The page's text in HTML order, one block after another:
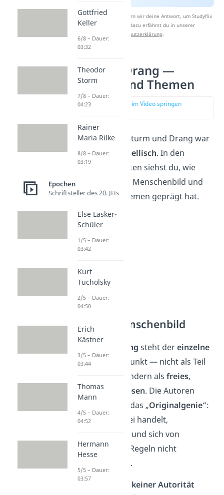
Nach Beantwortung speichern wir deine Antwort, um Studyflix
zu verbessern. Mehr dazu erfährst du in unserer
Datenschutzerklärung.
Sturm und Drang —
Merkmale und Themen
zur Stelle im Video springen
Literaturdes Sturm und Drang war
emotionalund rebellisch. In den
nächsten Abschnitten siehst du, wie
dieses Denken das Menschenbild und
die wichtigsten Themen geprägt hat.
Welt- und Menschenbild
Sturm und Drang steht dereinzelne
Menschim Mittelpunkt — nicht als Teil
einer Ordnung, sondern alsfreies,
schöpferisches Wesen. Die Autoren
glaubten dabei an das „Originalgenie“:
ein Mensch, der frei handelt,
unabhängig denkt und sich von
gesellschaftlichen Regeln nicht
einschränken lässt.
Dieses Genie
folgt keiner Autorität
Gottfried
Keller
6/8 – Dauer:
03:32
Theodor
Storm
7/8 – Dauer:
04:23
Rainer
Maria Rilke
8/8 – Dauer:
03:19
Epochen
Schriftsteller des 20. JHs
Else Lasker-
Schüler
1/5 – Dauer:
03:42
Kurt
Tucholsky
2/5 – Dauer:
04:50
Erich
Kästner
3/5 – Dauer:
03:44
Thomas
Mann
4/5 – Dauer:
04:52
Hermann
Hesse
5/5 – Dauer:
03:57